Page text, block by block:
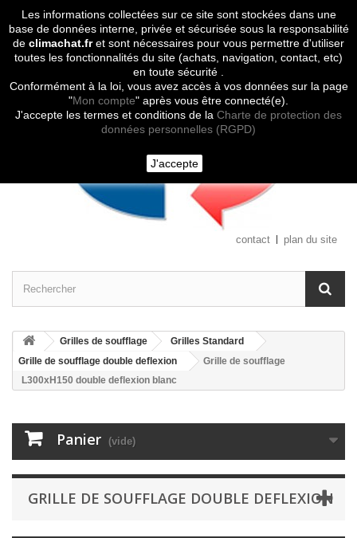
Les informations collectées sur ce site sont stockées dans une
base de données interne, privée et sécurisée sous la responsabilité
de climachat.fret sont nécessaires pour vous permettre d'utiliser
toutes les fonctionnalités du site (achats, navigation, contact, etc)
en toute sécurité .
Conformément à la loi, vous avez accès à vos données sur la page
"Mon compte" après vous être connecté(e).
J'accepte les termes et conditions de la Charte de protection des
données personnelles (RGPD)
J'accepte
Contactez-nous
contact plan du site
Grilles de soufflage
Grilles Standard
Grille de soufflage double deflexion
Grille de soufflage
L300xH150 double deflexion blanc
Panier (vide)
GRILLE DE SOUFFLAGE DOUBLE DEFLEXION